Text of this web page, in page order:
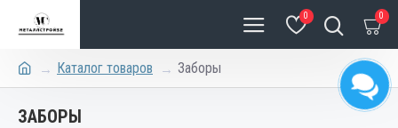
0 0
Каталог товаров Заборы
ЗАБОРЫ